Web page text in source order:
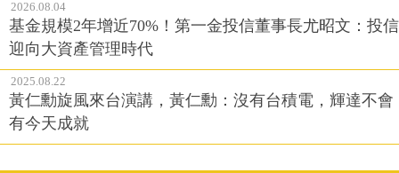
2026.08.04
基金規模2年增近70%！第一金投信董事長尤昭文：投信
迎向大資產管理時代
2025.08.22
黃仁勳旋風來台演講，黃仁勳：沒有台積電，輝達不會
有今天成就